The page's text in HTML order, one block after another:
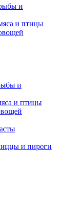
и
и птицы
и
и птицы
и пироги